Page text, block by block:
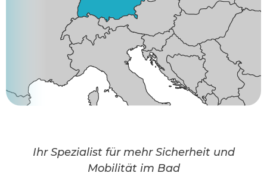
Ihr Spezialist für mehr Sicherheit und
Mobilität im Bad